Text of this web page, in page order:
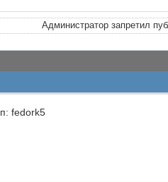
Администратор запретил
fedork5